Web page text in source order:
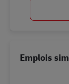
Emplois